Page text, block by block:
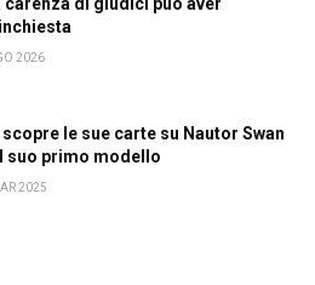
2026
le sue carte su Nautor Swan
suo primo modello
2025